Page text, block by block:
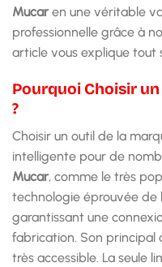
Mucaren une véritable
professionnelle grâce à
article vous explique
Pourquoi Choisir
?
Choisir un outil de la
intelligente pour de
Mucar, comme le très
technologie éprouvée de
garantissant une
fabrication. Son principal
très accessible. La seule